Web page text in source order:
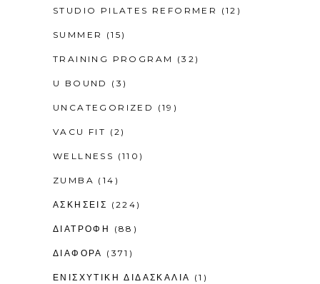
STUDIO PILATES REFORMER (12)
SUMMER (15)
TRAINING PROGRAM (32)
U BOUND (3)
UNCATEGORIZED (19)
VACU FIT (2)
WELLNESS (110)
ZUMBA (14)
ΑΣΚΗΣΕΙΣ (224)
ΔΙΑΤΡΟΦΗ (88)
ΔΙΑΦΟΡΑ (371)
ΕΝΙΣΧΥΤΙΚΉ ΔΙΔΑΣΚΑΛΊΑ (1)